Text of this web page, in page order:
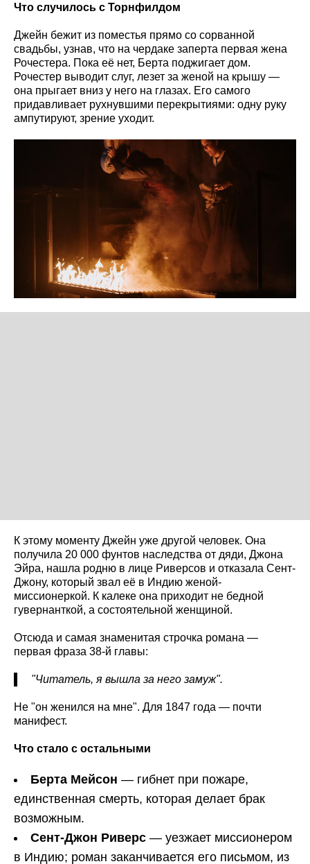
Что случилось с Торнфилдом
Джейн бежит из поместья прямо со сорванной
свадьбы, узнав, что на чердаке заперта первая жена
Рочестера. Пока её нет, Берта поджигает дом.
Рочестер выводит слуг, лезет за женой на крышу —
она прыгает вниз у него на глазах. Его самого
придавливает рухнувшими перекрытиями: одну руку
ампутируют, зрение уходит.
К этому моменту Джейн уже другой человек. Она
получила 20 000 фунтов наследства от дяди, Джона
Эйра, нашла родню в лице Риверсов и отказала Сент-
Джону, который звал её в Индию женой-
миссионеркой. К калеке она приходит не бедной
гувернанткой, а состоятельной женщиной.
Отсюда и самая знаменитая строчка романа —
первая фраза 38-й главы:
"Читатель, я вышла за него замуж".
Не "он женился на мне". Для 1847 года — почти
манифест.
Что стало с остальными
Берта Мейсон — гибнет при пожаре,
единственная смерть, которая делает брак
возможным.
Сент-Джон Риверс — уезжает миссионером
в Индию; роман заканчивается его письмом, из